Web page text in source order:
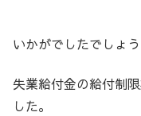
いかがでしたでしょう
失業給付金の給付制
した。